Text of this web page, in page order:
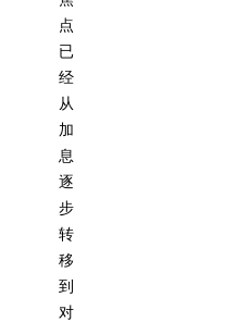
点
已
经
从
加
息
逐
步
转
移
到
对